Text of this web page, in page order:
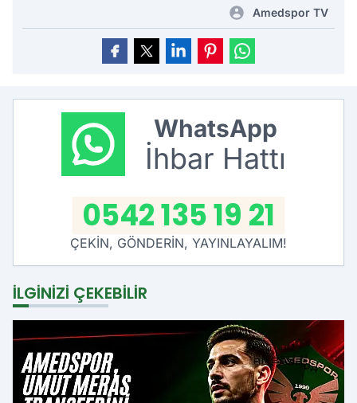
Amedspor TV
WhatsApp
İhbar Hattı
0542 135 19 21
ÇEKİN, GÖNDERİN, YAYINLAYALIM!
İLGINIZI ÇEKEBILIR